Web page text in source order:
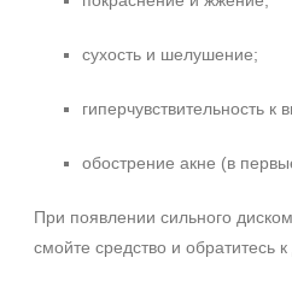
сухость и шелушение;
гиперчувствительность
обострение акне (в
При появлении сильного
смойте средство и обратитесь к